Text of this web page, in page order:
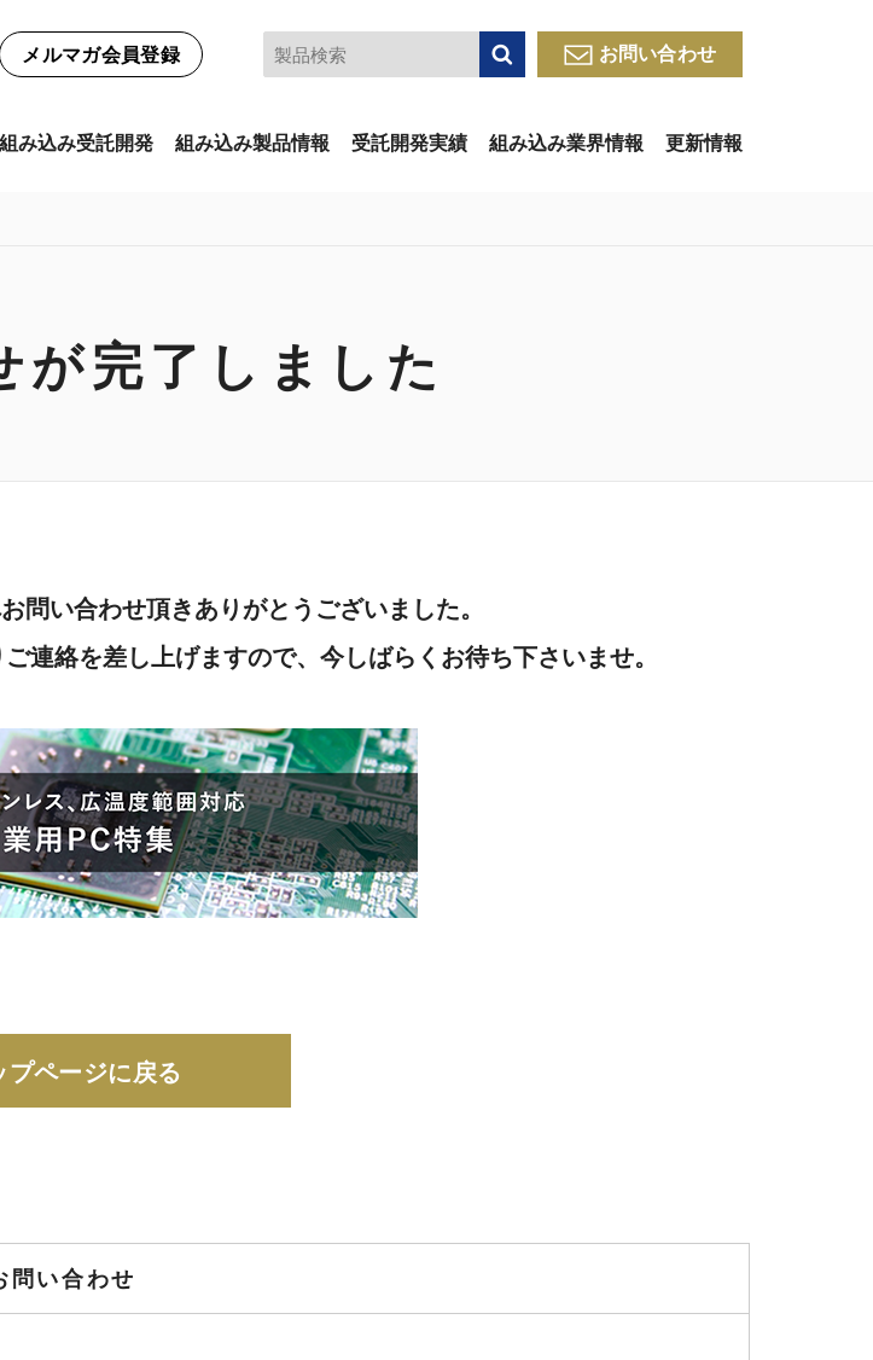
メルマガ会員登録 検索 お問い合わせ
組み込み受託開発 組み込み製品情報 受託開発実績 組み込み業界情報 更新情報
が完了しました
問い合わせ頂きありがとうございました。
絡を差し上げますので、今しばらくお待ち下さいませ。
プページに戻る
問い合わせ